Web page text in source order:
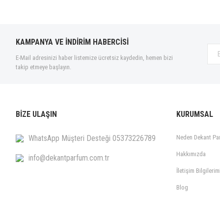
Blend Oud (5)
Boadicea The Victorious (11)
Borntostandout® (21)
Brioni (4)
KAMPANYA VE İNDİRİM HABERCİSİ
E-Mail adresinizi haber listemize ücretsiz kaydedin, hemen bizi
takip etmeye başlayın.
BİZE ULAŞIN
WhatsApp Müşteri Desteği 05373226789
info@dekantparfum.com.tr
KURUMSAL
Neden Dekant
Hakkımızda
İletişim
Blog